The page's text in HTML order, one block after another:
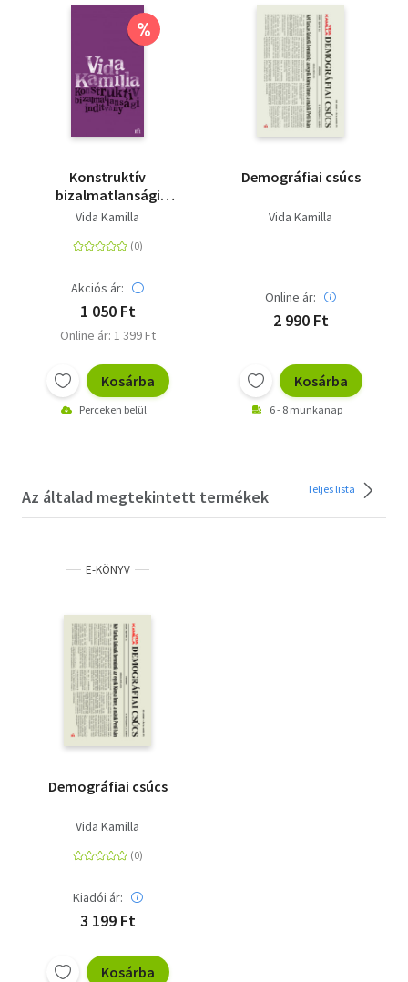
%
Konstruktív
bizalmatlansági
indítvány
Vida Kamilla
Akciós ár:
1 050 Ft
Online ár: 1 399 Ft
Kosárba
Perceken belül
Demográfiai csúcs
Vida Kamilla
Online ár:
2 990 Ft
Kosárba
6 - 8 munkanap
Az általad megtekintett termékek Teljes lista
E-KÖNYV
Demográfiai csúcs
Vida Kamilla
Kiadói ár:
3 199 Ft
Kosárba